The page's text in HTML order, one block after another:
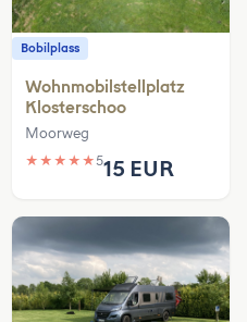
Bobilplass
Wohnmobilstellplatz
Klosterschoo
Moorweg
★ ★ ★ ★ ★515 EUR